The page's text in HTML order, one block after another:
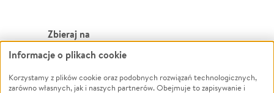
Zbieraj na
Leczenie
Zwierzęta
Powódź
Informacje o plikach cookie
Korzystamy z plików cookie oraz podobnych rozwiązań technologicznych,
zarówno własnych, jak i naszych partnerów. Obejmuje to zapisywanie i